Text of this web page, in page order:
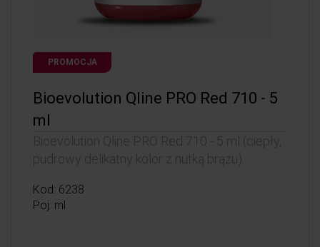
PROMOCJA
Bioevolution Qline PRO Red 710 - 5
ml
Bioevolution Qline PRO Red 710 - 5 ml (ciepły,
pudrowy delikatny kolor z nutką brązu)
Kod: 6238
Poj: ml